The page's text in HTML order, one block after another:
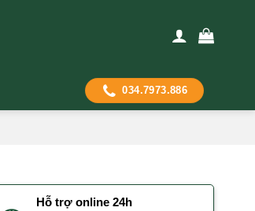
034.7973.886
Hỗ trợ online 24h